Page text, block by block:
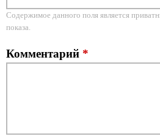
Содержимое данного поля является
показа.
Комментарий *